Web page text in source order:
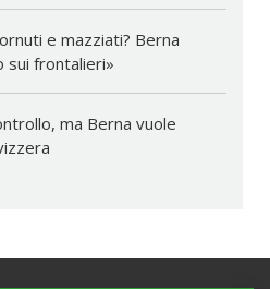
e mazziati? Berna
sui frontalieri»
ma Berna vuole